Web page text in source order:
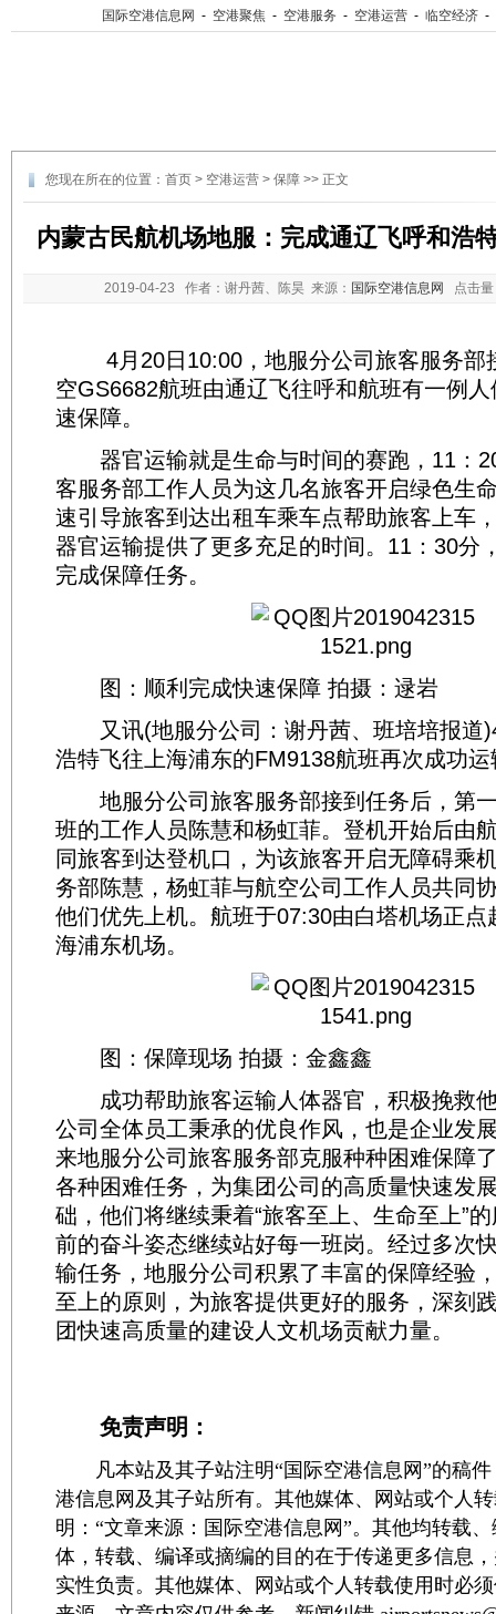
国际空港信息网 - 空港聚焦 - 空港服务 - 空港运营 - 临空经济 -
您现在所在的位置： 首页 > 空港运营 > 保障 >> 正文
内蒙古民航机场地服：完成通辽飞呼和浩
2019-04-23 作者：谢丹茜、陈昊 来源： 国际空港信息网 点击量
4月20日10:00，地服分公司旅客服务部
空GS6682航班由通辽飞往呼和航班有一例
速保障。
器官运输就是生命与时间的赛跑，11：
客服务部工作人员为这几名旅客开启绿色生
速引导旅客到达出租车乘车点帮助旅客上车
器官运输提供了更多充足的时间。11：30分
完成保障任务。
图：顺利完成快速保障 拍摄：逯岩
又讯(地服分公司：谢丹茜、班培培报道
浩特飞往上海浦东的FM9138航班再次成功
地服分公司旅客服务部接到任务后，第
班的工作人员陈慧和杨虹菲。登机开始后由
同旅客到达登机口，为该旅客开启无障碍乘
务部陈慧，杨虹菲与航空公司工作人员共同
他们优先上机。航班于07:30由白塔机场正点
海浦东机场。
图：保障现场 拍摄：金鑫鑫
成功帮助旅客运输人体器官，积极挽救
公司全体员工秉承的优良作风，也是企业发
来地服分公司旅客服务部克服种种困难保障
各种困难任务，为集团公司的高质量快速发
础，他们将继续秉着“旅客至上、生命至上”
前的奋斗姿态继续站好每一班岗。经过多次
输任务，地服分公司积累了丰富的保障经验
至上的原则，为旅客提供更好的服务，深刻
团快速高质量的建设人文机场贡献力量。
免责声明：
凡本站及其子站注明“国际空港信息网”的稿件
港信息网及其子站所有。其他媒体、网站或个人
明：“文章来源：国际空港信息网”。其他均转载
体，转载、编译或摘编的目的在于传递更多信息
实性负责。其他媒体、网站或个人转载使用时必